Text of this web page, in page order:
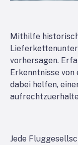
Mithilfe
vorhersagen.
Erkenntnisse
dabei helfen,
Jede